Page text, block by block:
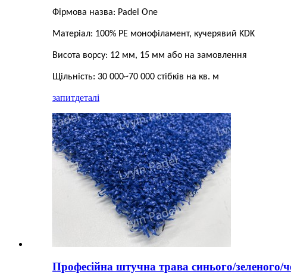
Фірмова назва: Padel One
Матеріал: 100% PE монофіламент, кучерявий KDK
Висота ворсу: 12 мм, 15 мм або на замовлення
Щільність: 30 000~70 000 стібків на кв. м
запитдеталі
Професійна штучна трава синього/